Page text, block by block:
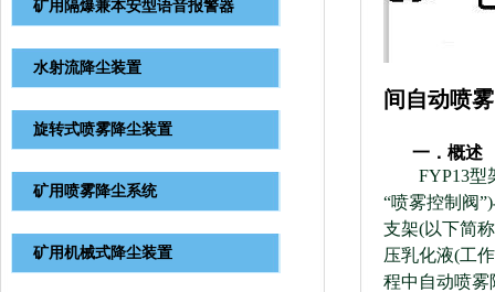
矿用隔爆兼本安型语音报警器
水射流降尘装置
旋转式喷雾降尘装置
矿用喷雾降尘系统
矿用机械式降尘装置
间自动喷
一． 概述
FYP13型
“喷雾控制阀”)
支架(以下简称
压乳化液(工
程中自动喷雾